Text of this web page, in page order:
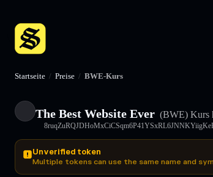
Startseite / Preise / BWE-Kurs
The Best Website Ever (BWE) Kurs
Unverified token
Multiple tokens can use the same name and